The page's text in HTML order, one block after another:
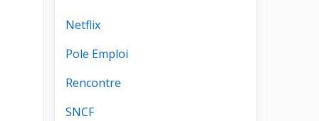
Netflix
Pole Emploi
Rencontre
SNCF